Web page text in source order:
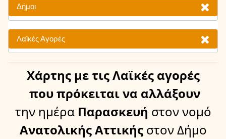
Δήμοι
Λαϊκές Αγορές
Χάρτης με τις Λαϊκές αγορές
που πρόκειται να αλλάξουν
την ημέραΠαρασκευή στον νομό
Ανατολικής Αττικής στον Δήμο